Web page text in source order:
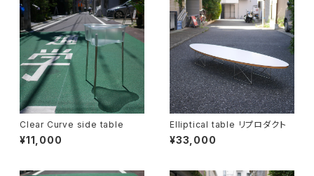
Clear Curve side table
¥11,000
Elliptical table リプロダクト
¥33,000